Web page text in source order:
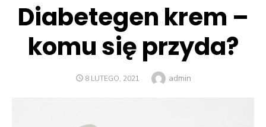
Diabetegen krem –
komu się przyda?
POSTED
8 LUTEGO, 2021 Author
admin